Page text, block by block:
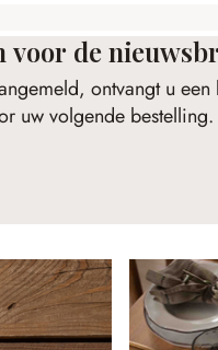
voor de
ontvangt u
uw volgende bestelling.